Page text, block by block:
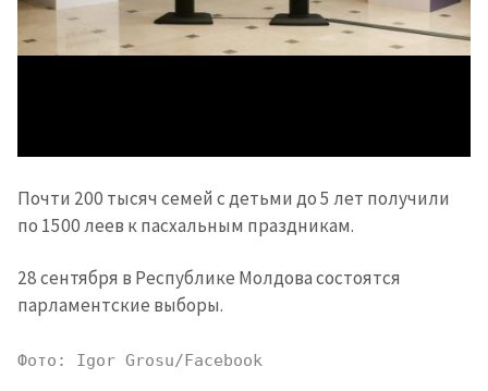
Отправить
О ZDG
în Română in English
Почти 200 тысяч семей с детьми до 5 лет получили
по 1500 леев к пасхальным праздникам.
28 сентября в Республике Молдова состоятся
парламентские выборы.
Фото: Igor Grosu/Facebook